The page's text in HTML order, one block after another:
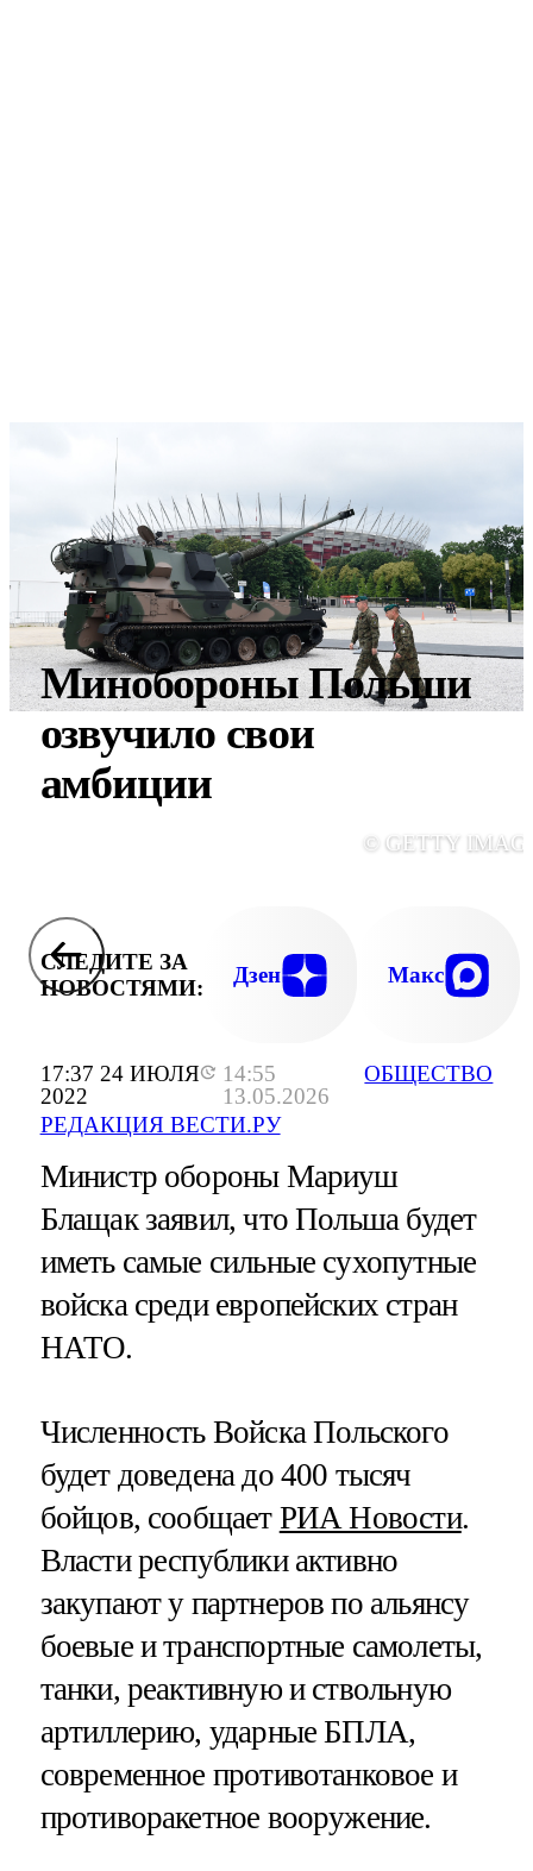
17:37 24 ИЮЛЯ
2022
14:55
13.05.2026
РЕДАКЦИЯ ВЕСТИ.РУ
ОБЩЕСТВО
Минобороны Польши
озвучило свои
амбиции
© GETTY
СЛЕДИТЕ ЗА
НОВОСТЯМИ:
Дзен Макс
Министр обороны Мариуш
Блащак заявил, что Польша будет
иметь самые сильные сухопутные
войска среди европейских стран
НАТО.
Численность Войска Польского
будет доведена до 400 тысяч
бойцов, сообщает РИА Новости.
Власти республики активно
закупают у партнеров по альянсу
боевые и транспортные самолеты,
танки, реактивную и ствольную
артиллерию, ударные БПЛА,
современное противотанковое и
противоракетное вооружение.